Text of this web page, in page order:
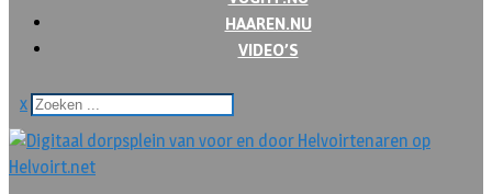
HAAREN.NU
VIDEO’S
x